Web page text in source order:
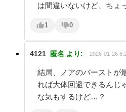
は間違いないけど、ちょ
1 0
4121 匿名 より: 2026-01-26
結局、ノアのバーストが
れば大体回避できるんじ
な気もするけど…？